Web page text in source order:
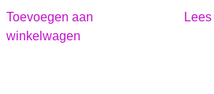
Toevoegen aan
winkelwagen